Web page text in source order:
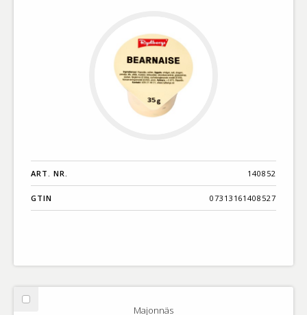
ART. NR. 140852
GTIN 07313161408527
Välj
Majonnäs